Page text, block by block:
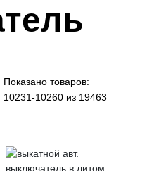
Показано товаров:
10231-10260 из 19463